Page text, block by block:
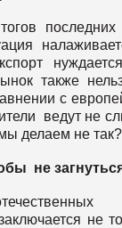
последних
также
с
ведут не
делаем не так?
не
не